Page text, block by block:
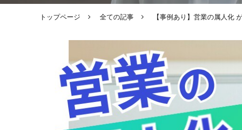
トップページ 全ての記事 【事例あり】営業の属人化